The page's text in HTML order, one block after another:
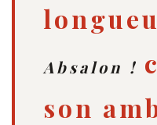
Absalon !
son